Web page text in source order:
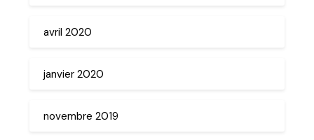
avril 2020
janvier 2020
novembre 2019